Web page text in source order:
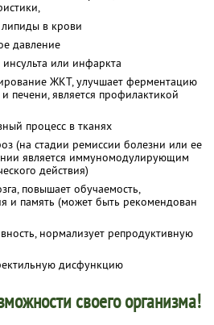
в крови
давление
или инфаркта
ЖКТ, улучшает ферментацию
печени, является профилактикой
процесс в тканях
(на стадии ремиссии болезни или ее
является иммуномодулирующим
действия)
повышает обучаемость,
и память (может быть рекомендован
нормализует репродуктивную
дисфункцию
своего организма!